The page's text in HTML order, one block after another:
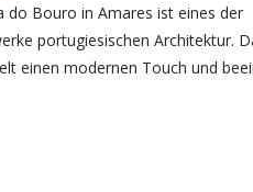
do Bouro in Amares ist eines der
portugiesischen Architektur.
einen modernen Touch und